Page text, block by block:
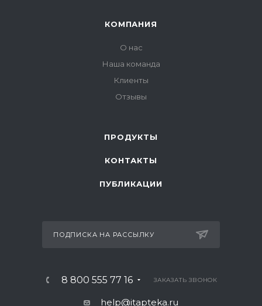
КОМПАНИЯ
О нас
Наша команда
Клиенты
Отзывы
ПРОДУКТЫ
КОНТАКТЫ
ПУБЛИКАЦИИ
ПОДПИСКА НА РАССЫЛКУ
8 800 555 77 16 ЗАКАЗАТЬ ЗВОНОК
help@itapteka.ru